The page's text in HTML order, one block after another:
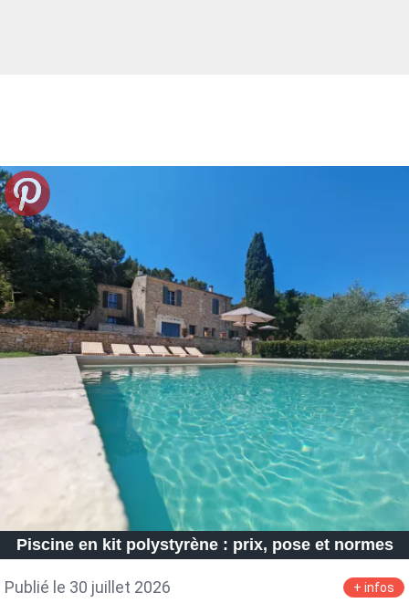
Piscine en kit polystyrène : prix, pose et normes
Publié le 30 juillet 2026 + infos